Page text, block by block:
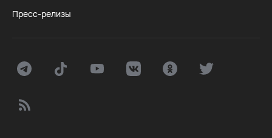
Пресс-релизы